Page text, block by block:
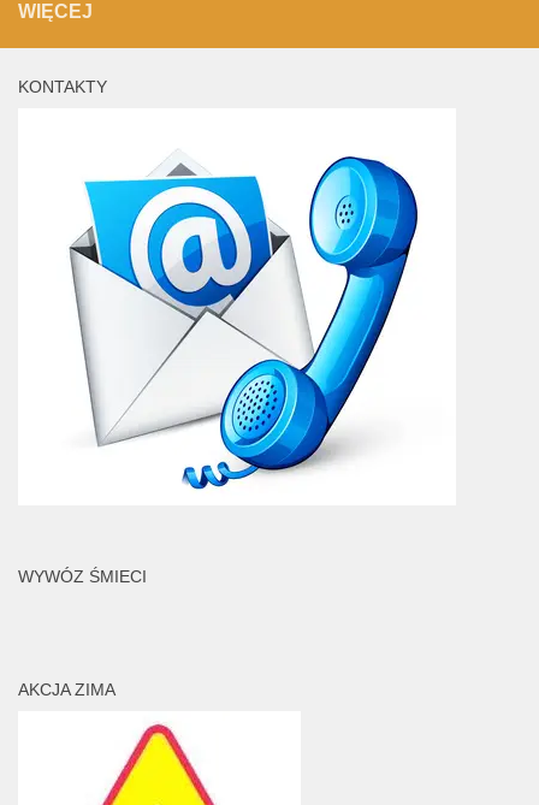
WIĘCEJ
KONTAKTY
WYWÓZ ŚMIECI
AKCJA ZIMA